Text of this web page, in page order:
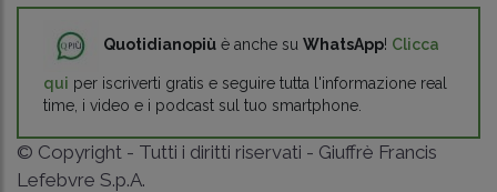
Quotidianopiù è anche su WhatsApp! Clicca
qui per iscriverti gratis e seguire tutta l'informazione real
time, i video e i podcast sul tuo smartphone.
© Copyright - Tutti i diritti riservati - Giuffrè Francis
Lefebvre S.p.A.